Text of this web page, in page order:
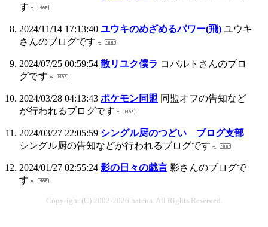
す
2024/11/14 17:13:40 ユウキのめざめるパワー(飛) ユウキ
さんのブログです
2024/07/25 00:59:54 散リユク僕ラ コバルトさんのブロ
グです
2024/03/28 04:13:43 ポケモン同盟 同盟オフの告知など
が行われるブログです
2024/03/27 22:05:59 シングル厨のつどい ブログ支部
シングル厨の告知などが行われるブログです
2024/01/27 02:55:24 影の日々の戯言 影さんのブログで
す
Copyright (C) 2002-2026 hatena. All Rights Reserved.